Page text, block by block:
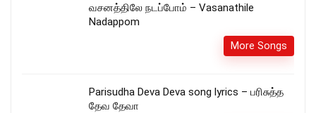
வசனத்திலே நடப்போம் – Vasanathile
Nadappom
More Songs
Parisudha Deva Deva song lyrics – பரிசுத்த
தேவ தேவா